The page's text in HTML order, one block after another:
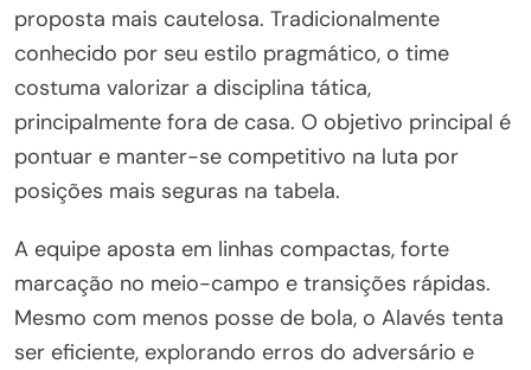
proposta mais cautelosa. Tradicionalmente
conhecido por seu estilo pragmático, o time
costuma valorizar a disciplina tática,
principalmente fora de casa. O objetivo principal é
pontuar e manter-se competitivo na luta por
posições mais seguras na tabela.
A equipe aposta em linhas compactas, forte
marcação no meio-campo e transições rápidas.
Mesmo com menos posse de bola, o Alavés tenta
ser eficiente, explorando erros do adversário e